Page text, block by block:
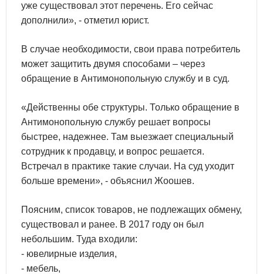
уже существовал этот перечень. Его сейчас
дополнили», - отметил юрист.
В случае необходимости, свои права потребитель
может защитить двумя способами – через
обращение в Антимонопольную службу и в суд.
«Действенны обе структуры. Только обращение в
Антимонопольную службу решает вопросы
быстрее, надежнее. Там выезжает специальный
сотрудник к продавцу, и вопрос решается.
Встречал в практике такие случаи. На суд уходит
больше времени», - объяснил Жоошев.
Поясним, список товаров, не подлежащих обмену,
существовал и ранее. В 2017 году он был
небольшим. Туда входили:
- ювелирные изделия,
- мебель,